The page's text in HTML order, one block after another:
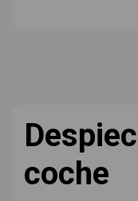
coche